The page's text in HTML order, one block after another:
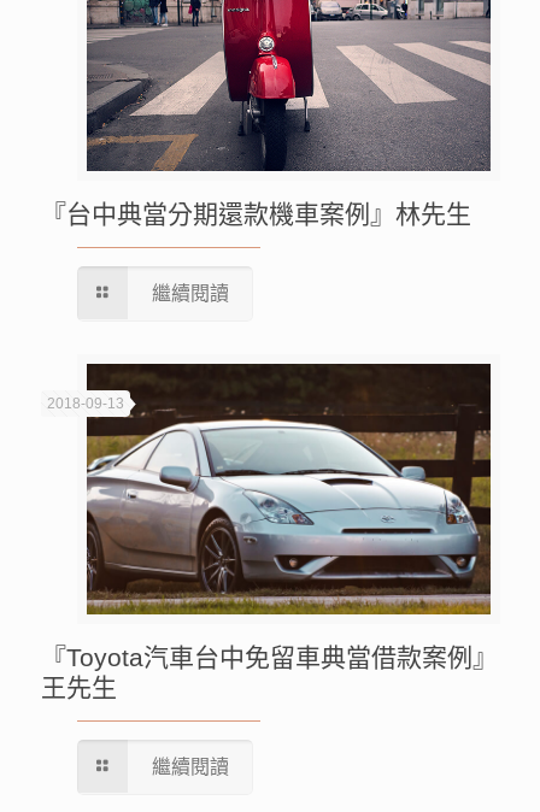
『台中典當分期還款機車案例』林先生
繼續閱讀
2018-09-13
『Toyota汽車台中免留車典當借款案例』
王先生
繼續閱讀